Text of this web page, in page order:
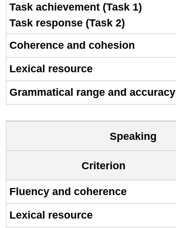
Task achievement (Task 1)
Task response (Task 2)
Coherence and cohesion
Lexical resource
Grammatical range and accuracy
Speaking
Criterion
Fluency and coherence
Lexical resource